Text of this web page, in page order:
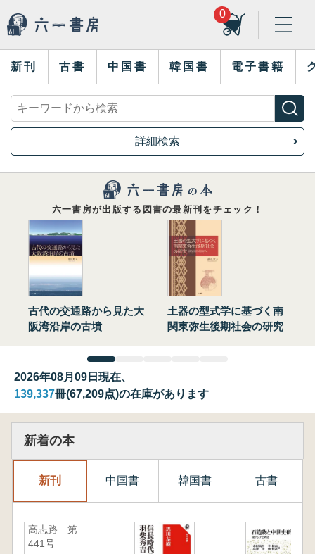
0
新刊 古書 中国書 韓国書 電子書籍
詳細検索
六一書房が出版する図書の最新刊をチェック！
古代の交通路から見た大
阪湾沿岸の古墳
土器の型式学に基づく南
関東弥生後期社会の研究
2026年08月09日現在、
139,337冊(67,209点)の在庫があります
新着の本
新刊 中国書 韓国書 古書
高志路 第
441号